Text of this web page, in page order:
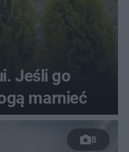
Jeśli go
marnieć
8